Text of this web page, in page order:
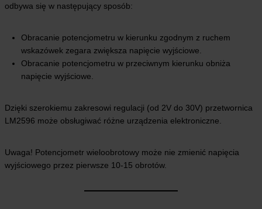
odbywa się w następujący sposób:
Obracanie potencjometru w kierunku zgodnym z ruchem
wskazówek zegara zwiększa napięcie wyjściowe.
Obracanie potencjometru w przeciwnym kierunku obniża
napięcie wyjściowe.
Dzięki szerokiemu zakresowi regulacji (od 2V do 30V) przetwornica
LM2596 może obsługiwać różne urządzenia elektroniczne.
Uwaga! Potencjometr wieloobrotowy może nie zmienić napięcia
wyjściowego przez pierwsze 10-15 obrotów.